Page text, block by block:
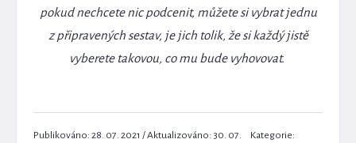
pokud nechcete nic podcenit, můžete si vybrat jednu
z připravených sestav, je jich tolik, že si každý jistě
vyberete takovou, co mu bude vyhovovat.
Publikováno: 28. 07. 2021 / Aktualizováno: 30. 07.
Kategorie: